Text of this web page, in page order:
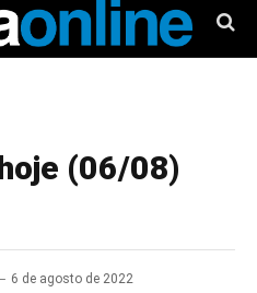
(06/08)
6 de agosto de 2022